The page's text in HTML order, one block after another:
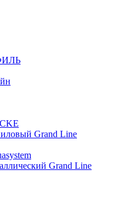
Grand Line
Grand Line